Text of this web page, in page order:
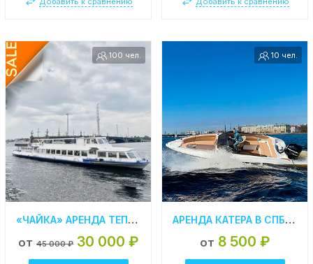
100 чел.
«ЧАЙКА» АРЕНДА ТЕПЛОХОДА В СПБ
от 45 000 ₽ 30 000 ₽
10 чел.
АРЕНДА КАТЕРА В СПБ «DADDY 24»
от 8 500 ₽